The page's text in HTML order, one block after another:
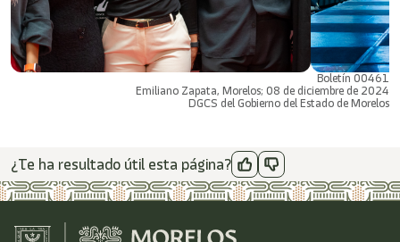
Boletín 00461
Emiliano Zapata, Morelos; 08 de diciembre de 2024
DGCS del Gobierno del Estado de Morelos
¿Te ha resultado útil esta página?